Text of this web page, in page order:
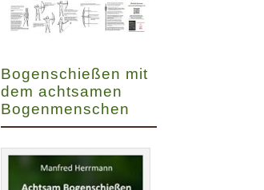
Bogenschießen mit
dem achtsamen
Bogenmenschen